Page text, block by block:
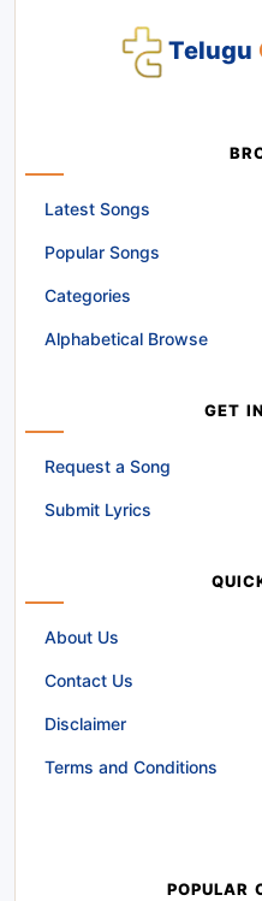
Telugu
Latest Songs
Popular Songs
Categories
Alphabetical Browse
GET
Request a Song
Submit Lyrics
About Us
Contact Us
Disclaimer
Terms and Conditions
POPULAR